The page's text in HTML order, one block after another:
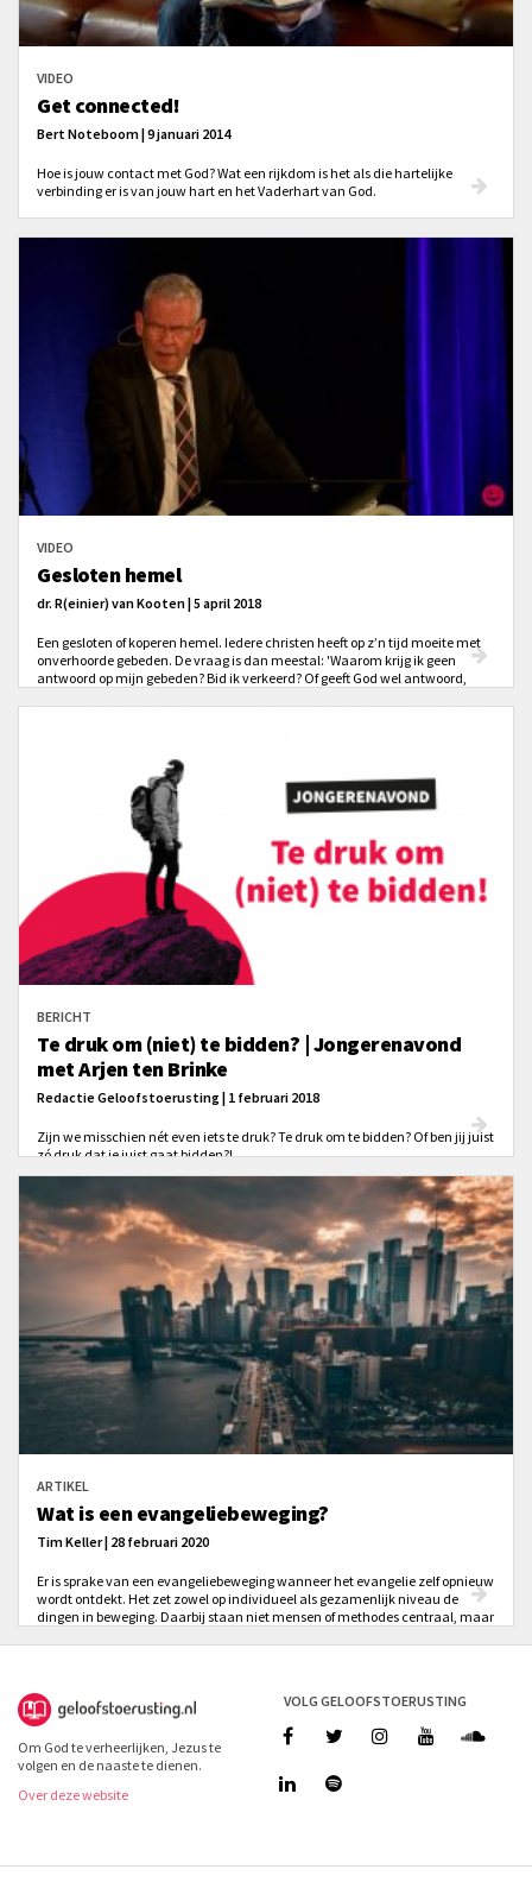
VIDEO
Get connected!
Bert Noteboom | 9 januari 2014
Hoe is jouw contact met God? Wat een rijkdom is het als die hartelijke
verbinding er is van jouw hart en het Vaderhart van God.
VIDEO
Gesloten hemel
dr. R(einier) van Kooten | 5 april 2018
Een gesloten of koperen hemel. Iedere christen heeft op z’n tijd moeite met
onverhoorde gebeden. De vraag is dan meestal: 'Waarom krijg ik geen
antwoord op mijn gebeden? Bid ik verkeerd? Of geeft God wel antwoord,
BERICHT
Te druk om (niet) te bidden? | Jongerenavond
met Arjen ten Brinke
Redactie Geloofstoerusting | 1 februari 2018
Zijn we misschien nét even iets te druk? Te druk om te bidden? Of ben jij juist
zó druk dat je juist gaat bidden?!
ARTIKEL
Wat is een evangeliebeweging?
Tim Keller | 28 februari 2020
Er is sprake van een evangeliebeweging wanneer het evangelie zelf opnieuw
wordt ontdekt. Het zet zowel op individueel als gezamenlijk niveau de
dingen in beweging. Daarbij staan niet mensen of methodes centraal, maar
Om God te verheerlijken, Jezus te
volgen en de naaste te dienen.
Over deze website
VOLG GELOOFSTOERUSTING